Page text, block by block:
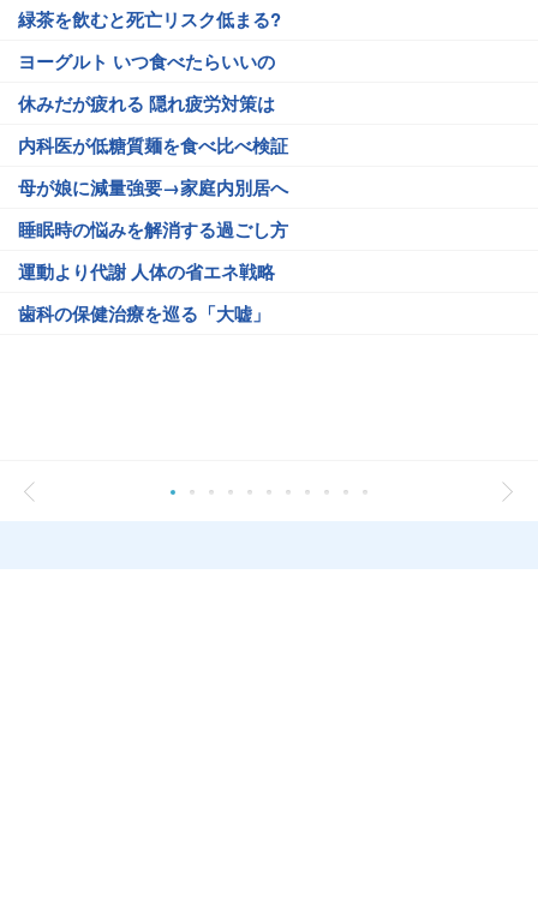
緑茶を飲むと死亡リスク低まる?
ヨーグルト いつ食べたらいいの
休みだが疲れる 隠れ疲労対策は
内科医が低糖質麺を食べ比べ検証
母が娘に減量強要→家庭内別居へ
睡眠時の悩みを解消する過ごし方
運動より代謝 人体の省エネ戦略
歯科の保健治療を巡る「大嘘」